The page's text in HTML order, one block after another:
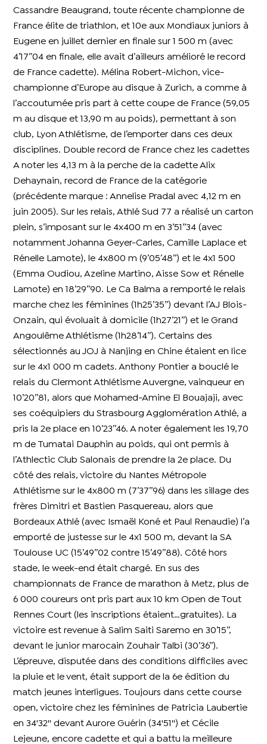
Cassandre Beaugrand, toute récente championne de
France élite de triathlon, et 10e aux Mondiaux juniors à
Eugene en juillet dernier en finale sur 1 500 m (avec
4’17’’04 en finale, elle avait d’ailleurs amélioré le record
de France cadette). Mélina Robert-Michon, vice-
championne d’Europe au disque à Zurich, a comme à
l’accoutumée pris part à cette coupe de France (59,05
m au disque et 13,90 m au poids), permettant à son
club, Lyon Athlétisme, de l’emporter dans ces deux
disciplines. Double record de France chez les cadettes
A noter les 4,13 m à la perche de la cadette Alix
Dehaynain, record de France de la catégorie
(précédente marque : Annelise Pradal avec 4,12 m en
juin 2005). Sur les relais, Athlé Sud 77 a réalisé un carton
plein, s’imposant sur le 4x400 m en 3’51’’34 (avec
notamment Johanna Geyer-Carles, Camille Laplace et
Rénelle Lamote), le 4x800 m (9’05’48’’) et le 4x1 500
(Emma Oudiou, Azeline Martino, Aisse Sow et Rénelle
Lamote) en 18’29’’90. Le Ca Balma a remporté le relais
marche chez les féminines (1h25’35’’) devant l’AJ Blois-
Onzain, qui évoluait à domicile (1h27’21’’) et le Grand
Angoulême Athlétisme (1h28’14’’). Certains des
sélectionnés au JOJ à Nanjing en Chine étaient en lice
sur le 4x1 000 m cadets. Anthony Pontier a bouclé le
relais du Clermont Athlétisme Auvergne, vainqueur en
10’20’’81, alors que Mohamed-Amine El Bouajaji, avec
ses coéquipiers du Strasbourg Agglomération Athlé, a
pris la 2e place en 10’23’’46. A noter également les 19,70
m de Tumatai Dauphin au poids, qui ont permis à
l’Athlectic Club Salonais de prendre la 2e place. Du
côté des relais, victoire du Nantes Métropole
Athlétisme sur le 4x800 m (7’37’’96) dans les sillage des
frères Dimitri et Bastien Pasquereau, alors que
Bordeaux Athlé (avec Ismaël Koné et Paul Renaudie) l’a
emporté de justesse sur le 4x1 500 m, devant la SA
Toulouse UC (15’49’’02 contre 15’49’’88). Côté hors
stade, le week-end était chargé. En sus des
championnats de France de marathon à Metz, plus de
6 000 coureurs ont pris part aux 10 km Open de Tout
Rennes Court (les inscriptions étaient…gratuites). La
victoire est revenue à Salim Saiti Saremo en 30’15’’,
devant le junior marocain Zouhair Talbi (30’36’’).
L’épreuve, disputée dans des conditions difficiles avec
la pluie et le vent, était support de la 6e édition du
match jeunes interligues. Toujours dans cette course
open, victoire chez les féminines de Patricia Laubertie
en 34'32'' devant Aurore Guérin (34'51'') et Cécile
Lejeune, encore cadette et qui a battu la meilleure